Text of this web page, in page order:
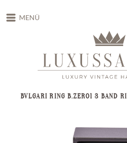
MENÜ
BVLGARI RING B.ZERO1 3 BAND